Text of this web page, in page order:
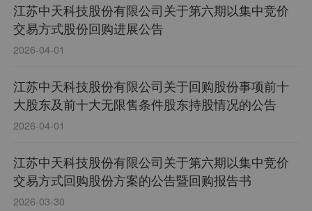
江苏中天科技股份有限公司关于第六期以集中竞价
交易方式股份回购进展公告
2026-04-01
江苏中天科技股份有限公司关于回购股份事项前十
大股东及前十大无限售条件股东持股情况的公告
2026-04-01
江苏中天科技股份有限公司关于第六期以集中竞价
交易方式回购股份方案的公告暨回购报告书
2026-03-30